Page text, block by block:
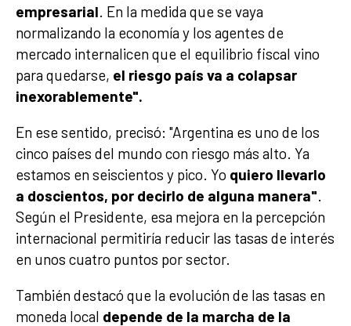
empresarial . En la medida que se vaya
normalizando la economía y los agentes de
mercado internalicen que el equilibrio fiscal vino
para quedarse, el riesgo país va a colapsar
inexorablemente".
En ese sentido, precisó: "Argentina es uno de los
cinco países del mundo con riesgo más alto. Ya
estamos en seiscientos y pico. Yo quiero llevarlo
a doscientos, por decirlo de alguna manera"
Según el Presidente, esa mejora en la percepción
internacional permitiría reducir las tasas de interés
en unos cuatro puntos por sector.
También destacó que la evolución de las tasas en
moneda local depende de la marcha de la